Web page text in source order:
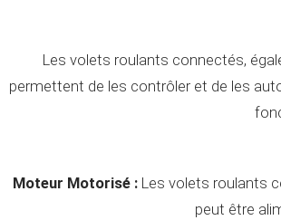
Les volets roulants connectés,
permettent de les contrôler et de les
Moteur Motorisé : Les volets roulants
peut être